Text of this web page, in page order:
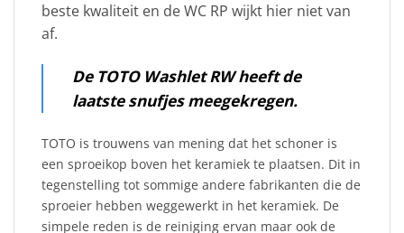
beste kwaliteit en de WC RP wijkt hier niet van
af.
De TOTO Washlet RW heeft de
laatste snufjes meegekregen.
TOTO is trouwens van mening dat het schoner is
een sproeikop boven het keramiek te plaatsen. Dit in
tegenstelling tot sommige andere fabrikanten die de
sproeier hebben weggewerkt in het keramiek. De
simpele reden is de reiniging ervan maar ook de